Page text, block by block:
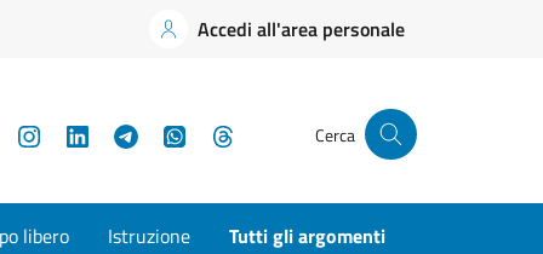
Accedi all'area personale
InstagramLinkedInTelegramWhatsApp Cerca
libero Istruzione Tutti gli argomenti